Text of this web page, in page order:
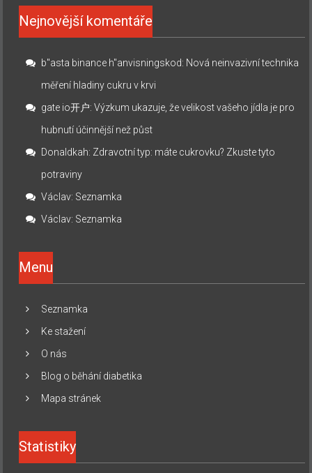
Nejnovější komentáře
b"asta binance h"anvisningskod: Nová neinvazivní technika
měření hladiny cukru v krvi
gate io开户:Výzkum ukazuje, že velikost vašeho jídla je pro
hubnutí účinnější než půst
Donaldkah: Zdravotní typ: máte cukrovku? Zkuste tyto
potraviny
Václav: Seznamka
Václav: Seznamka
Menu
Seznamka
Ke stažení
O nás
Blog o běhání diabetika
Mapa stránek
Statistiky